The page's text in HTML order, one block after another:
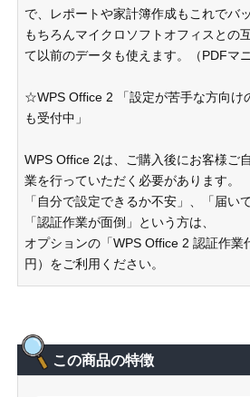
で、レポートや家計簿作成もこれでバ
もちろんマイクロソフトオフィスとの
て以前のデータも使えます。（PDFマ
☆WPS Office 2 「設定が苦手な方向け
も受付中」
WPS Office 2は、ご購入後にお客様ご
業を行っていただく必要があります。
「自分で設定できるか不安」、「届い
「認証作業が面倒」という方は、
オプションの「WPS Office 2 認証作業
円）をご利用ください。
この商品の特徴